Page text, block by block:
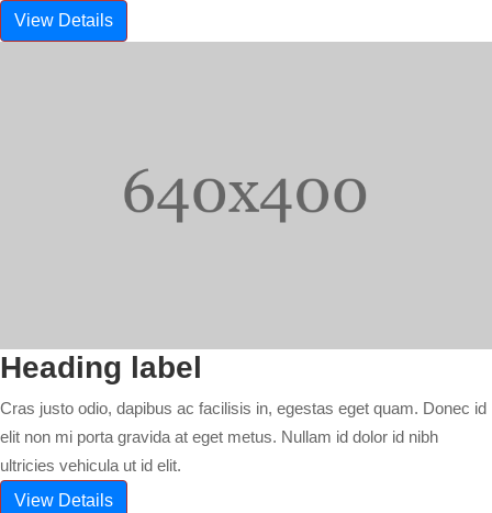
View Details
Heading label
Cras justo odio, dapibus ac facilisis in, egestas eget quam. Donec id
elit non mi porta gravida at eget metus. Nullam id dolor id nibh
ultricies vehicula ut id elit.
View Details